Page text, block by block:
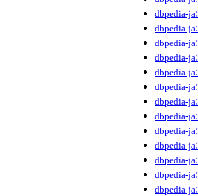
dbpedia-ja
dbpedia-ja
dbpedia-ja
dbpedia-ja
dbpedia-ja
dbpedia-ja
dbpedia-ja
dbpedia-ja
dbpedia-ja
dbpedia-ja
dbpedia-ja
dbpedia-ja
dbpedia-ja